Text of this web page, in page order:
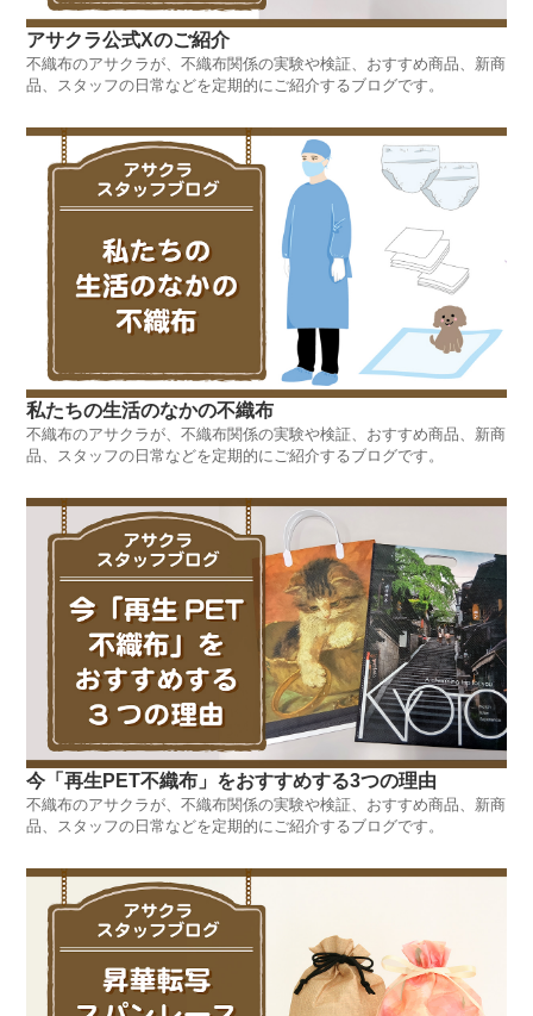
アサクラ公式Xのご紹介
不織布のアサクラが、不織布関係の実験や検証、おすすめ商品、新商
品、スタッフの日常などを定期的にご紹介するブログです。
私たちの生活のなかの不織布
不織布のアサクラが、不織布関係の実験や検証、おすすめ商品、新商
品、スタッフの日常などを定期的にご紹介するブログです。
今「再生PET不織布」をおすすめする3つの理由
不織布のアサクラが、不織布関係の実験や検証、おすすめ商品、新商
品、スタッフの日常などを定期的にご紹介するブログです。